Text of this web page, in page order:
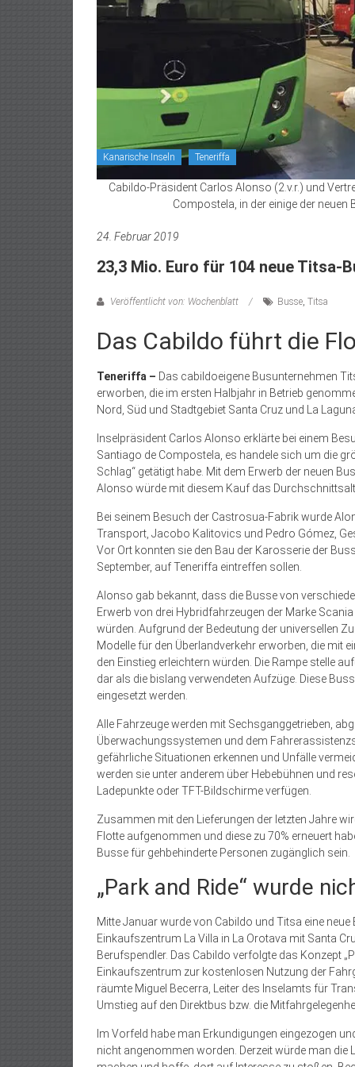
Kanarische Inseln Teneriffa
Cabildo-Präsident Carlos Alonso (2.v.r.) und
Compostela, in der einige der
24. Februar 2019
23,3 Mio. Euro für 104 neue Titsa-
Veröffentlicht von: Wochenblatt Busse, Titsa
Das Cabildo führt die
Teneriffa – Das cabildoeigene Busunternehmen
erworben, die im ersten Halbjahr in Betrieb
Nord, Süd und Stadtgebiet Santa Cruz und La
Inselpräsident Carlos Alonso erklärte bei einem
Santiago de Compostela, es handele sich um die
Schlag“ getätigt habe. Mit dem Erwerb der neuen
Alonso würde mit diesem Kauf das
Bei seinem Besuch der Castrosua-Fabrik wurde
Transport, Jacobo Kalitovics und Pedro Gómez,
Vor Ort konnten sie den Bau der Karosserie der
September, auf Teneriffa eintreffen sollen.
Alonso gab bekannt, dass die Busse von
Erwerb von drei Hybrid­fahrzeugen der Marke
würden. Aufgrund der Bedeutung der universellen
Modelle für den Überlandverkehr erworben, die mit
den Einstieg erleichtern würden. Die Rampe stelle
dar als die bislang verwendeten Aufzüge. Diese
eingesetzt werden.
Alle Fahrzeuge werden mit Sechsganggetrieben,
Überwachungssystemen und dem
gefährliche Situationen erkennen und Unfälle
werden sie unter anderem über Hebebühnen und
Ladepunkte oder TFT-Bildschirme verfügen.
Zusammen mit den Lieferungen der letzten Jahre
Flotte aufgenommen und diese zu 70% erneuert
Busse für gehbehinderte Personen zugänglich sein.
„Park and Ride“ wurde
Mitte Januar wurde von Cabildo und Titsa eine
Einkaufszentrum La Villa in La Orotava mit Santa
Berufspendler. Das Cabildo verfolgte das Konzept
Einkaufszentrum zur kostenlosen Nutzung der
räumte Miguel Becerra, Leiter des Inselamts für
Umstieg auf den Direktbus bzw. die
Im Vorfeld habe man Erkundigungen eingezogen
nicht angenommen worden. Derzeit würde man die